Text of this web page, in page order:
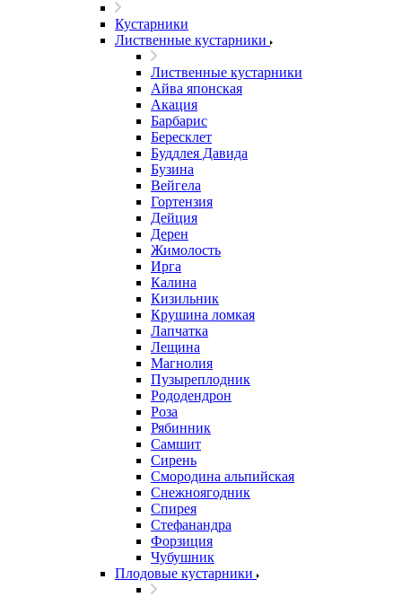
Кустарники
Лиственные кустарники
Лиственные кустарники
Айва японская
Акация
Барбарис
Бересклет
Буддлея Давида
Бузина
Вейгела
Гортензия
Дейция
Дерен
Жимолость
Ирга
Калина
Кизильник
Крушина ломкая
Лапчатка
Лещина
Магнолия
Пузыреплодник
Рододендрон
Роза
Рябинник
Самшит
Сирень
Смородина альпийская
Снежноягодник
Спирея
Стефанандра
Форзиция
Чубушник
Плодовые кустарники